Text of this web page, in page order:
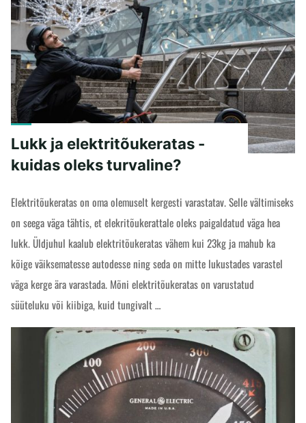
READ MORE"IP-
kaitseaste
-
kui
veekindel
on
elektritõukeratas?"
Lukk ja elektritõukeratas -
kuidas oleks turvaline?
Elektritõukeratas on oma olemuselt kergesti varastatav. Selle vältimiseks
on seega väga tähtis, et elekritõukerattale oleks paigaldatud väga hea
lukk. Üldjuhul kaalub elektritõukeratas vähem kui 23kg ja mahub ka
kõige väiksematesse autodesse ning seda on mitte lukustades varastel
väga kerge ära varastada. Mõni elektritõukeratas on varustatud
süüteluku või kiibiga, kuid tungivalt …
elektritõukeratas
-
kuidas